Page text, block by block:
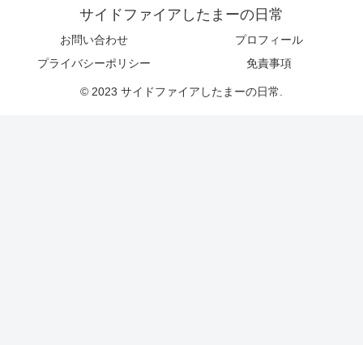
サイドファイアしたまーの日常
お問い合わせ
プロフィール
プライバシーポリシー
免責事項
© 2023 サイドファイアしたまーの日常.